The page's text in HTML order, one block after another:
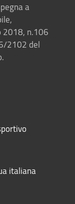
a
2018, n.106
2102 del
italiana